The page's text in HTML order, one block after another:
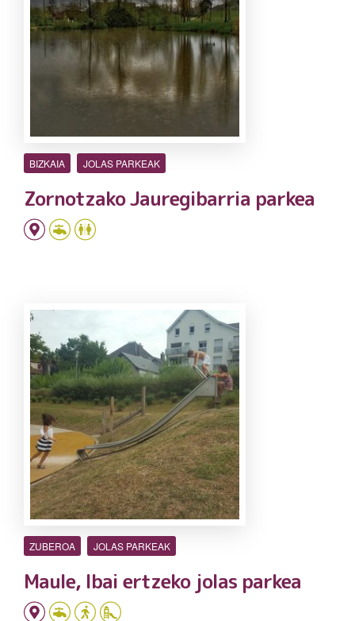
BIZKAIA JOLAS PARKEAK
Zornotzako Jauregibarria parkea
ZUBEROA JOLAS PARKEAK
Maule, Ibai ertzeko jolas parkea